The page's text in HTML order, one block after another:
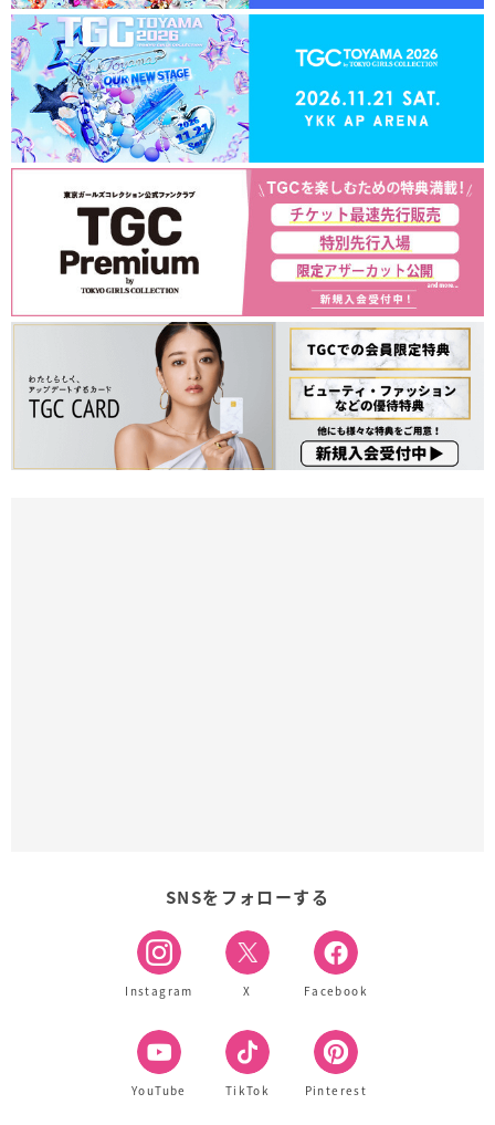
SNSをフォローする
Instagram X Facebook
YouTube TikTok Pinterest